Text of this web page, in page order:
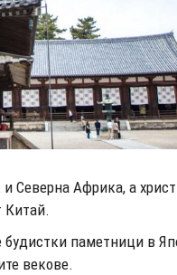
Северна Африка, а
Китай.
паметници в
векове.